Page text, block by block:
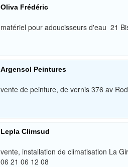
Oliva Frédéric
matériel pour adoucisseurs d'eau 21
Argensol Peintures
vente de peinture, de vernis 376 av
Lepla Climsud
vente, installation de climatisation La
06 21 06 12 08